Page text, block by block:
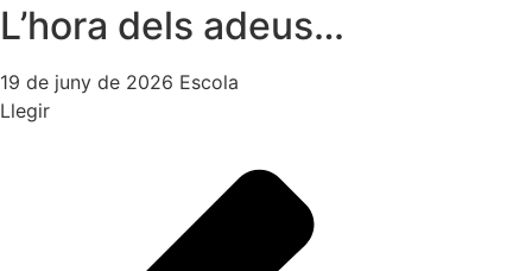
L’hora dels adeus…
19 de juny de 2026 Escola
Llegir